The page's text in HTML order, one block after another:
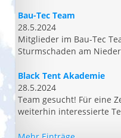
Bau-Tec Team
28.5.2024
Mitglieder im Bau-Tec
Sturmschaden am
Black Tent Akademie
28.5.2024
Team gesucht! Für eine
weiterhin interessierte